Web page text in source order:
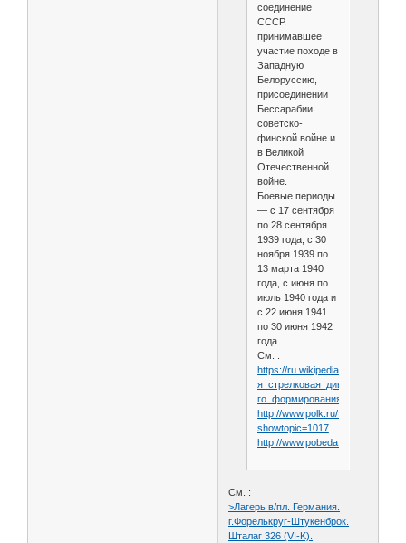
соединение
СССР,
принимавшее
участие походе в
Западную
Белоруссию,
присоединении
Бессарабии,
советско-
финской войне и
в Великой
Отечественной
войне.
Боевые периоды
— с 17 сентября
по 28 сентября
1939 года, с 30
ноября 1939 по
13 марта 1940
года, с июня по
июль 1940 года и
с 22 июня 1941
по 30 июня 1942
года.
См. :
https://ru.wikipedia.org/wiki/150-
я_стрелковая_дивизия_(1-
го_формирования)
http://www.polk.ru/forum/
showtopic=1017
http://www.pobeda1945.su/
См. :
>Лагерь в/пл. Германия.
г.Форелькруг-Штукенброк.
Шталаг 326 (VI-K).